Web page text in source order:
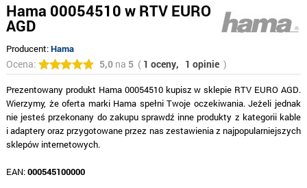
Hama 00054510 w RTV EURO
AGD
Producent:Hama
Ocena: 5,0na 5( 1 oceny, 1 opinie )
Prezentowany produkt Hama 00054510 kupisz w sklepie RTV EURO AGD.
Wierzymy, że oferta marki Hama spełni Twoje oczekiwania. Jeżeli jednak
nie jesteś przekonany do zakupu sprawdź inne produkty z kategorii kable
i adaptery oraz przygotowane przez nas zestawienia z najpopularniejszych
sklepów internetowych.
EAN:000545100000